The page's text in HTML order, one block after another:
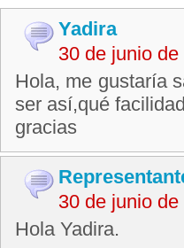
Yadira
30 de junio
Hola, me gustaría
ser así,qué
gracias
30 de junio
Hola Yadira.